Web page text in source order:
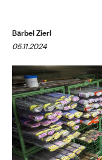
Bärbel Zierl
05.11.2024